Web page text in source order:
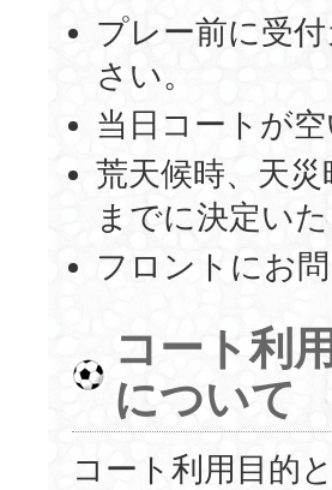
プレー前に受
さい。
当日コートが
荒天候時、天
までに決定いた
フロントにお
コート利
について
コート利用目的